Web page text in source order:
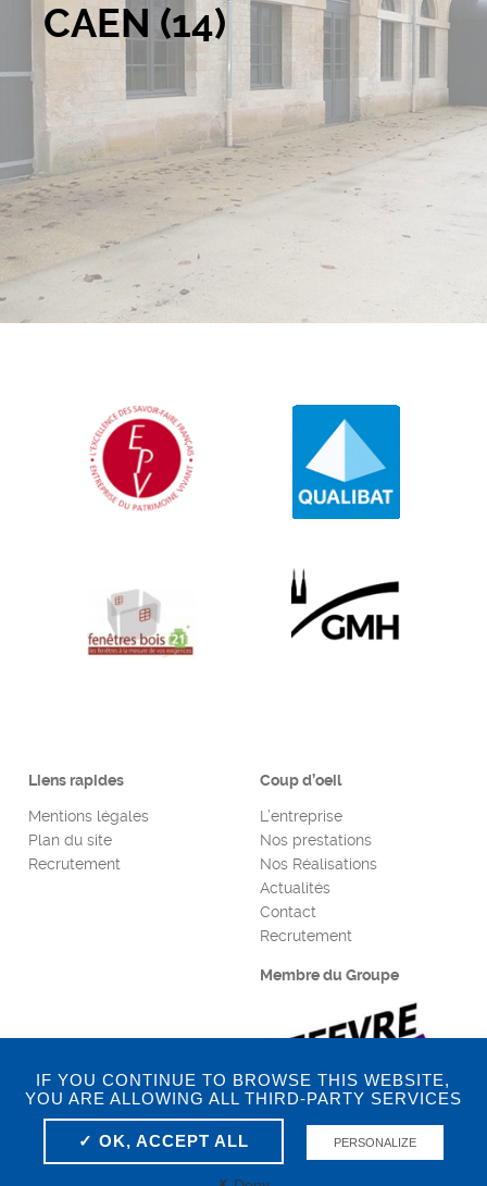
CAEN (14)
Liens rapides
Mentions légales
Plan du site
Recrutement
Coup d’oeil
L’entreprise
Nos prestations
Nos Réalisations
Actualités
Contact
Recrutement
Membre du Groupe
IF YOU CONTINUE TO BROWSE THIS WEBSITE,
YOU ARE ALLOWING ALL THIRD-PARTY SERVICES
✓ OK, ACCEPT ALL PERSONALIZE